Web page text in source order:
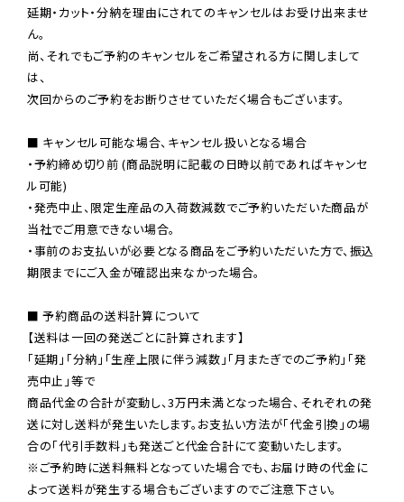
延期・カット・分納を理由にされてのキャンセルはお受け出来ませ
ん。
尚、それでもご予約のキャンセルをご希望される方に関しまして
は、
次回からのご予約をお断りさせていただく場合もございます。
■ キャンセル可能な場合、キャンセル扱いとなる場合
・予約締め切り前 (商品説明に記載の日時以前であればキャンセ
ル可能)
・発売中止、限定生産品の入荷数減数でご予約いただいた商品が
当社でご用意できない場合。
・事前のお支払いが必要となる商品をご予約いただいた方で、振込
期限までにご入金が確認出来なかった場合。
■ 予約商品の送料計算について
【送料は一回の発送ごとに計算されます】
「延期」「分納」「生産上限に伴う減数」「月またぎでのご予約」「発
売中止」等で
商品代金の合計が変動し、3万円未満となった場合、それぞれの発
送に対し送料が発生いたします。お支払い方法が「代金引換」の場
※ご予約時に送料無料となっていた場合でも、お届け時の代金に
よって送料が発生する場合もございますのでご注意下さい。